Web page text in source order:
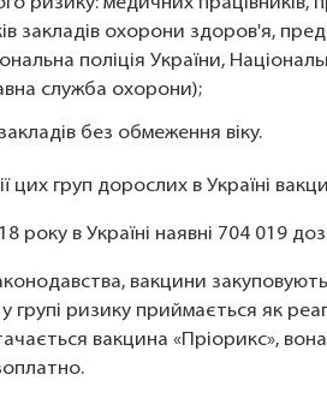
ризику: медичних працівників,
закладів охорони здоров'я,
поліція України,
служба охорони);
без обмеження віку.
цих груп дорослих в Україні
року в Україні наявні 704 019
вакцини
групі ризику приймається як
вакцина «Пріорикс»,